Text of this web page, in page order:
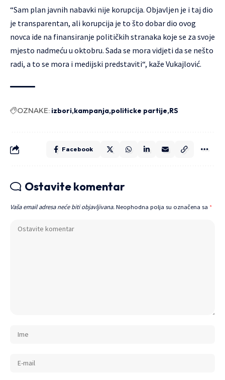
“Sam plan javnih nabavki nije korupcija. Objavljen je i taj dio
je transparentan, ali korupcija je to što dobar dio ovog
novca ide na finansiranje političkih stranaka koje se za svoje
mjesto nadmeću u oktobru. Sada se mora vidjeti da se nešto
radi, a to se mora i medijski predstaviti“, kaže Vukajlović.
OZNAKE: izbori kampanja politicke partije RS
Facebook
Ostavite komentar
Vaša email adresa neće biti objavljivana. Neophodna polja su označena sa *